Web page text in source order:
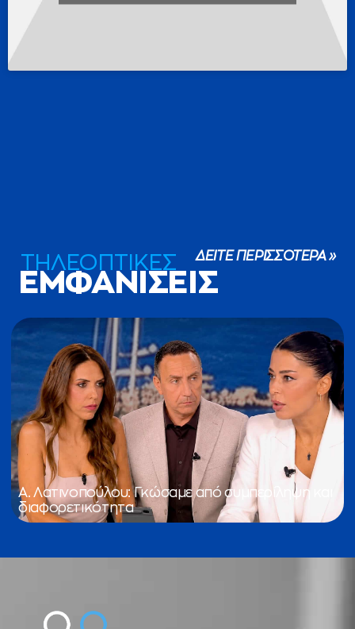
ΤΗΛΕΟΠΤΙΚΕΣ
ΕΜΦΑΝΙΣΕΙΣ
ΔΕΙΤΕ ΠΕΡΙΣΣΟΤΕΡΑ »
Α. Λατινοπούλου: Γκώσαμε από συμπερίληψη και
διαφορετικότητα